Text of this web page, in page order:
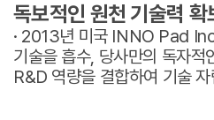
독보적인 원천 기술력 확
· 2013년 미국 INNO Pad
기술을 흡수, 당사만의 독자적
R&D 역량을 결합하여 기술